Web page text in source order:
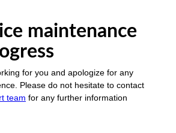
maintenance
for you and apologize for any
Please do not hesitate to contact
team for any further information